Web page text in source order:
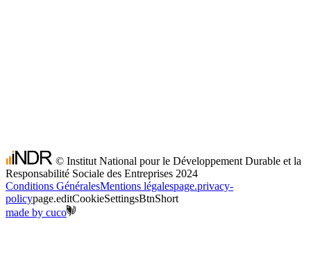
© Institut National pour le Développement Durable et la
Responsabilité Sociale des Entreprises 2024
Conditions GénéralesMentions légalespage.privacy-
policypage.editCookieSettingsBtnShort
made by cuco